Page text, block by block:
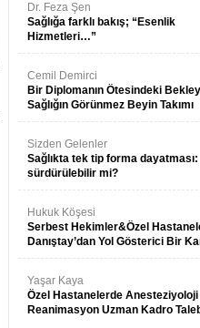
Dr. Feza Şen
Sağlığa farklı bakış; “Esenlik
Hizmetleri…”
Cemil Demirci
Bir Diplomanın Ötesindeki
Sağlığın Görünmez Beyin Takımı
Sizden Gelenler
Sağlıkta tek tip forma dayatması:
sürdürülebilir mi?
Hukuk Köşesi
Serbest Hekimler&Özel
Danıştay’dan Yol Gösterici Bir
Yaşar Kaya
Özel Hastanelerde
Reanimasyon Uzman Kadro